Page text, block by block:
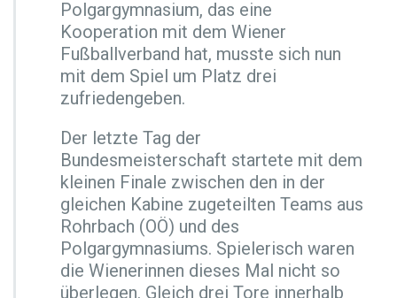
Polgargymnasium, das eine
Kooperation mit dem Wiener
Fußballverband hat, musste sich nun
mit dem Spiel um Platz drei
zufriedengeben.
Der letzte Tag der
Bundesmeisterschaft startete mit dem
kleinen Finale zwischen den in der
gleichen Kabine zugeteilten Teams aus
Rohrbach (OÖ) und des
Polgargymnasiums. Spielerisch waren
die Wienerinnen dieses Mal nicht so
überlegen. Gleich drei Tore innerhalb